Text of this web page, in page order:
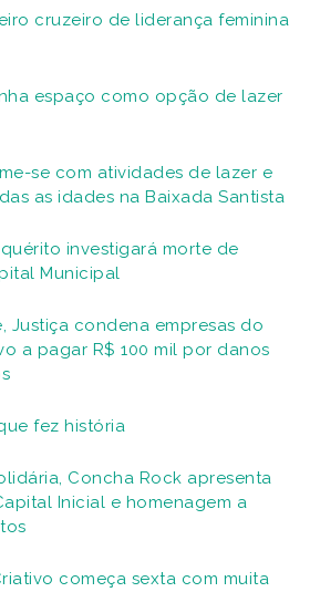
cruzeiro de liderança feminina
espaço como opção de lazer
se com atividades de lazer e
as idades na Baixada Santista
investigará morte de
Municipal
Justiça condena empresas do
a pagar R$ 100 mil por danos
fez história
Concha Rock apresenta
Inicial e homenagem a
começa sexta com muita